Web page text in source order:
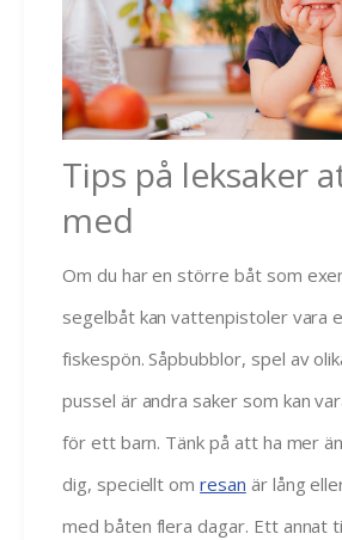
Tips på leksaker
med
Om du har en större båt som
segelbåt kan vattenpistoler vara
fiskespön. Såpbubblor, spel av
pussel är andra saker som kan
för ett barn. Tänk på att ha mer
dig, speciellt omresan är lång
med båten flera dagar. Ett annat